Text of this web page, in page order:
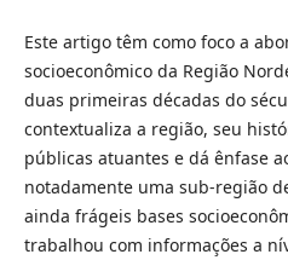
Este artigo têm como foco a
socioeconômico da Região
duas primeiras décadas do
contextualiza a região, seu
públicas atuantes e dá ênfase
notadamente uma sub-região
ainda frágeis bases
trabalhou com informações a